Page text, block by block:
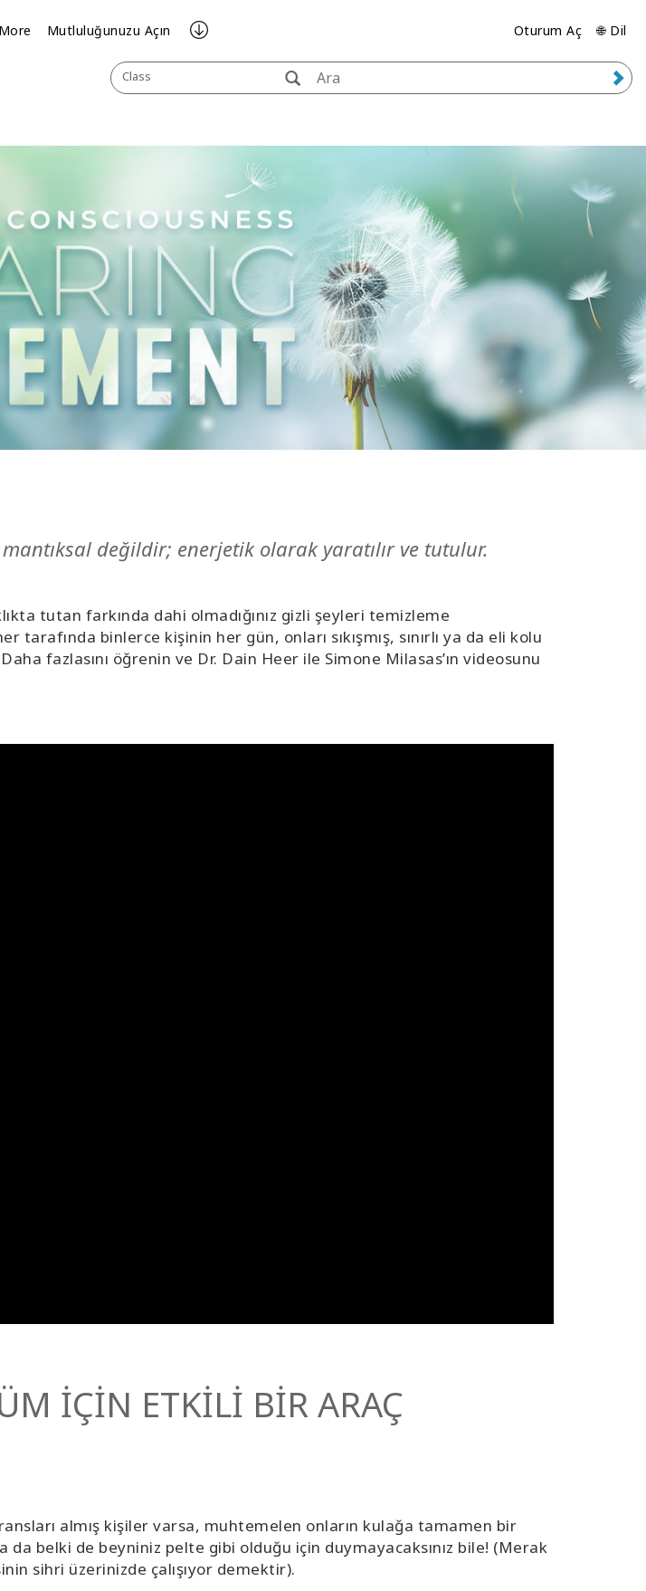
More Mutluluğunuzu Açın Oturum Aç 🌐 Dil
Class
değildir; enerjetik olarak yaratılır ve tutulur.
tutan farkında dahi olmadığınız gizli şeyleri temizleme
binlerce kişinin her gün, onları sıkışmış, sınırlı ya da eli kolu
fazlasını öğrenin ve Dr. Dain Heer ile Simone Milasas’ın videosunu
İÇİN ETKİLİ BİR ARAÇ
almış kişiler varsa, muhtemelen onların kulağa tamamen bir
belki de beyniniz pelte gibi olduğu için duymayacaksınız bile! (Merak
sihri üzerinizde çalışıyor demektir).